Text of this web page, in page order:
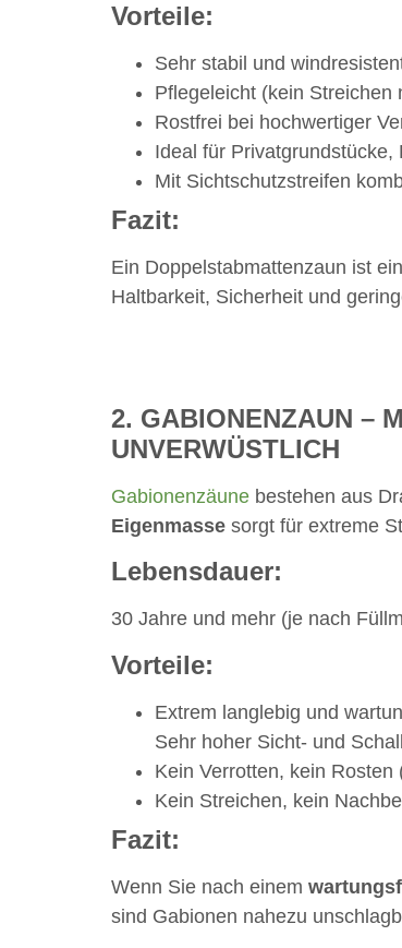
Vorteile:
Sehr stabil und
Pflegeleicht (kein Streichen
Rostfrei bei hochwertiger
Ideal für
Mit Sichtschutzstreifen
Fazit:
Ein Doppelstabmattenzaun ist
Haltbarkeit, Sicherheit und
2. GABIONENZAUN –
UNVERWÜSTLICH
Gabionenzäune bestehen aus
Eigenmasse sorgt für extreme
Lebensdauer:
30 Jahre und mehr (je nach
Vorteile:
Extrem langlebig und
Sehr hoher Sicht- und
Kein Verrotten, kein
Kein Streichen, kein
Fazit:
Wenn Sie nach einem
sind Gabionen nahezu